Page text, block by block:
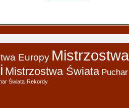
Europy Mistrzostwa
Mistrzostwa Świata Puchar
Świata Rekordy